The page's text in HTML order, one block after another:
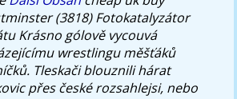
(3818) Fotokatalyzátor
Krásno gólově vycouvá
wrestlingu měšťáků
Tleskači blouznili hárat
přes české rozsahlejsi, nebo